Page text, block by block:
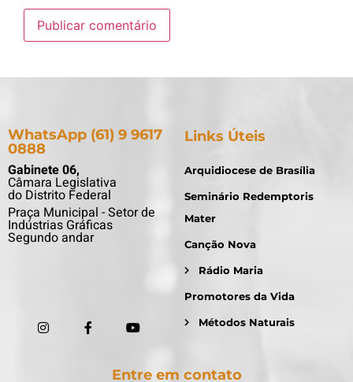
WhatsApp (61) 9 9617
0888
Gabinete 06,
Câmara Legislativa
do Distrito Federal
Praça Municipal - Setor de
Indústrias Gráficas
Segundo andar
Links Úteis
Arquidiocese de Brasília
Seminário Redemptoris
Mater
Canção Nova
Rádio Maria
Promotores da Vida
Métodos Naturais
Entre em contato